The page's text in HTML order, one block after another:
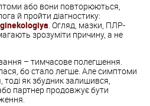
або вони повторюються,
й пройти діагностику:
. Огляд, мазки, ПЛР-
зрозуміти причину, а не
– тимчасове полегшення.
бо стало легше. Але симптоми
як збудник залишився,
партнер продовжує бути